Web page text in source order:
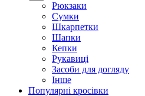
Рюкзаки
Сумки
Шкарпетки
Шапки
Кепки
Рукавиці
Засоби для догляду
Інше
Популярні кросівки